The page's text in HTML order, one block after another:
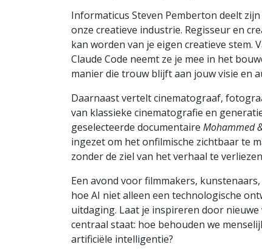
Informaticus Steven Pemberton deelt
onze creatieve industrie. Regisseur en
kan worden van je eigen creatieve stem.
Claude Code neemt ze je mee in het
manier die trouw blijft aan jouw visie en
Daarnaast vertelt cinematograaf,
van klassieke cinematografie en
geselecteerde documentaire Mohammed
ingezet om het onfilmische zichtbaar te
zonder de ziel van het verhaal te
Een avond voor filmmakers,
hoe AI niet alleen een technologische
uitdaging. Laat je inspireren door
centraal staat: hoe behouden we
artificiële intelligentie?